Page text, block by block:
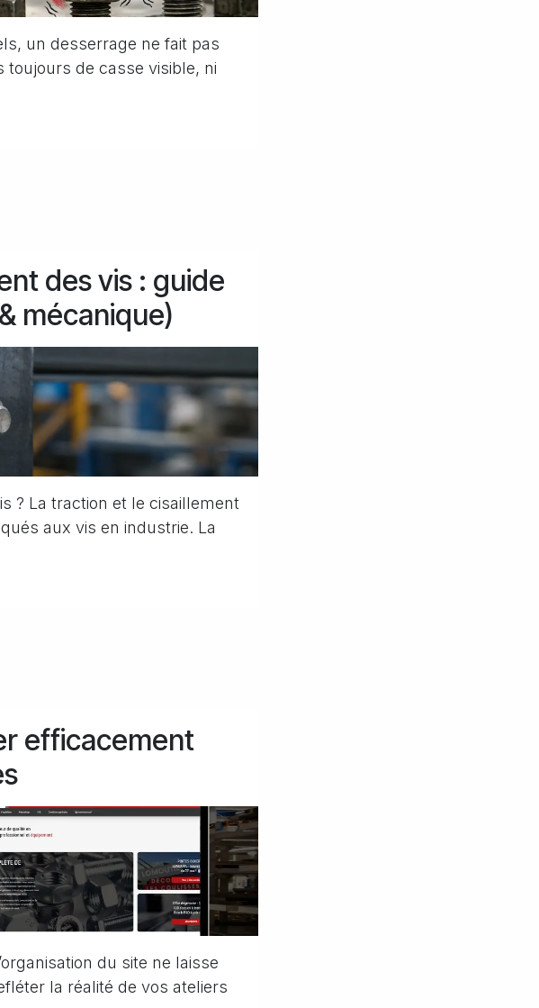
un desserrage ne fait pas
toujours de casse visible, ni
des vis : guide
mécanique)
? La traction et le cisaillement
aux vis en industrie. La
efficacement
du site ne laisse
la réalité de vos ateliers